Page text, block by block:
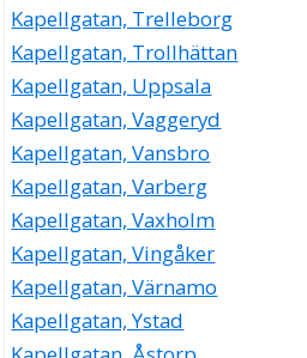
Kapellgatan, Trelleborg
Kapellgatan, Trollhättan
Kapellgatan, Uppsala
Kapellgatan, Vaggeryd
Kapellgatan, Vansbro
Kapellgatan, Varberg
Kapellgatan, Vaxholm
Kapellgatan, Vingåker
Kapellgatan, Värnamo
Kapellgatan, Ystad